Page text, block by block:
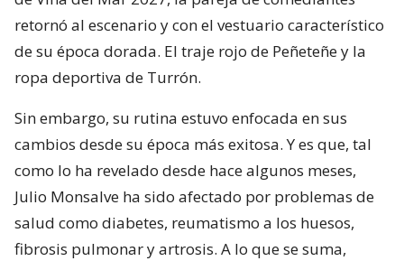
retornó al escenario y con el vestuario característico
de su época dorada. El traje rojo de Peñeteñe y la
ropa deportiva de Turrón.
Sin embargo, su rutina estuvo enfocada en sus
cambios desde su época más exitosa. Y es que, tal
como lo ha revelado desde hace algunos meses,
Julio Monsalve ha sido afectado por problemas de
salud como diabetes, reumatismo a los huesos,
fibrosis pulmonar y artrosis. A lo que se suma,